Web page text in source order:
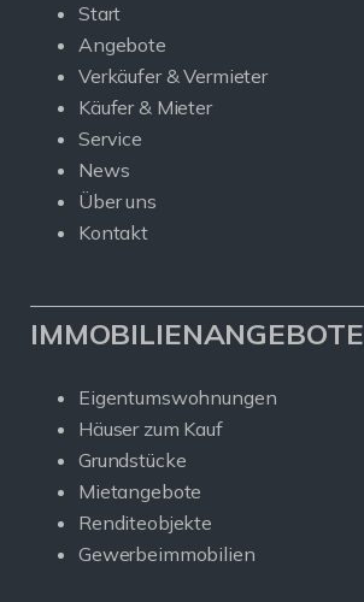
Start
Angebote
Verkäufer & Vermieter
Käufer & Mieter
Service
News
Über uns
Kontakt
IMMOBILIENANGEBOTE
Eigentumswohnungen
Häuser zum Kauf
Grundstücke
Mietangebote
Renditeobjekte
Gewerbeimmobilien